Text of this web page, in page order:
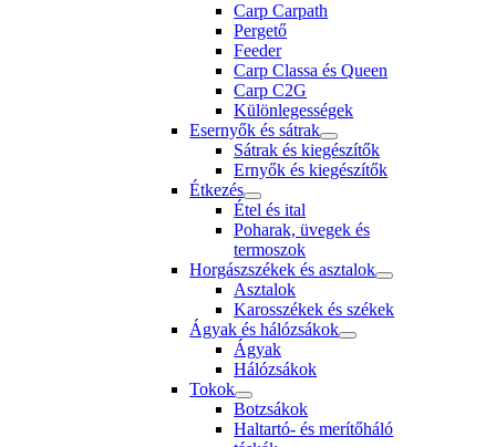
Carp Carpath
Pergető
Feeder
Carp Classa és Queen
Carp C2G
Különlegességek
Esernyők és sátrak
Sátrak és kiegészítők
Ernyők és kiegészítők
Étkezés
Étel és ital
Poharak, üvegek és
termoszok
Horgászszékek és asztalok
Asztalok
Karosszékek és székek
Ágyak és hálózsákok
Ágyak
Hálózsákok
Tokok
Botzsákok
Haltartó- és merítőháló